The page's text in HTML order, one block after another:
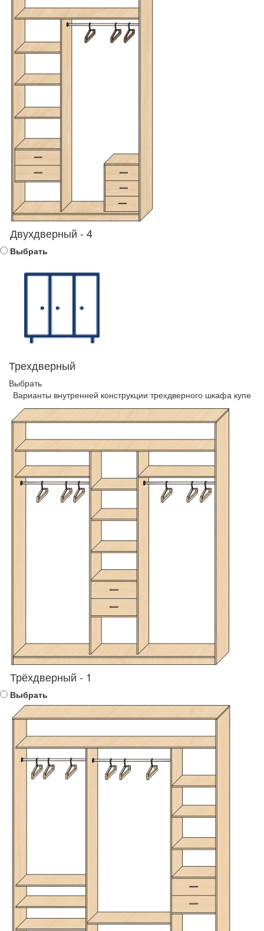
Двухдверный - 4
Выбрать
Трехдверный
Выбрать
Варианты внутренней конструкции трехдверного шкафа купе
Трёхдверный - 1
Выбрать